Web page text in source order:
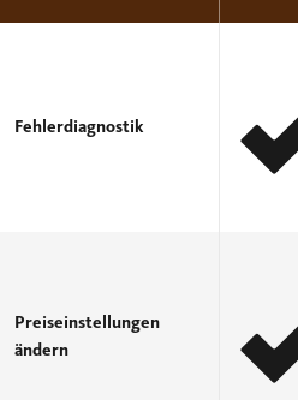
Fehlerdiagnostik
Preiseinstellungen
ändern